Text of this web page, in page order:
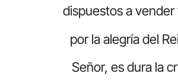
dispuestos a
por la alegría del
Señor, es dura la